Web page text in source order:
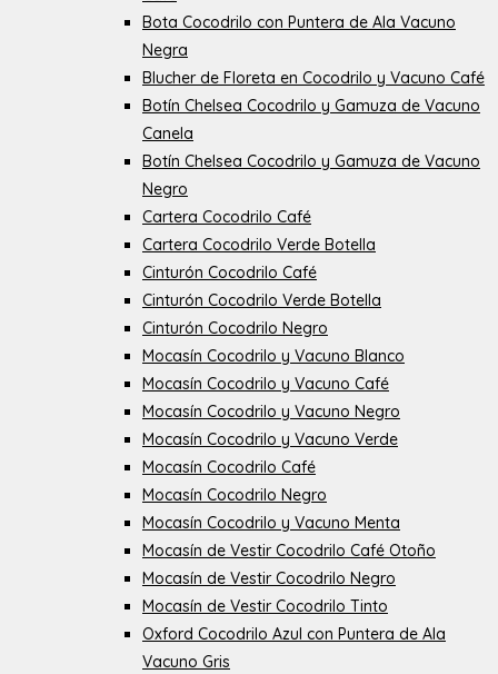
Bota Cocodrilo con Puntera de Ala Vacuno
Negra
Blucher de Floreta en Cocodrilo y Vacuno Café
Botín Chelsea Cocodrilo y Gamuza de Vacuno
Canela
Botín Chelsea Cocodrilo y Gamuza de Vacuno
Negro
Cartera Cocodrilo Café
Cartera Cocodrilo Verde Botella
Cinturón Cocodrilo Café
Cinturón Cocodrilo Verde Botella
Cinturón Cocodrilo Negro
Mocasín Cocodrilo y Vacuno Blanco
Mocasín Cocodrilo y Vacuno Café
Mocasín Cocodrilo y Vacuno Negro
Mocasín Cocodrilo y Vacuno Verde
Mocasín Cocodrilo Café
Mocasín Cocodrilo Negro
Mocasín Cocodrilo y Vacuno Menta
Mocasín de Vestir Cocodrilo Café Otoño
Mocasín de Vestir Cocodrilo Negro
Mocasín de Vestir Cocodrilo Tinto
Oxford Cocodrilo Azul con Puntera de Ala
Vacuno Gris